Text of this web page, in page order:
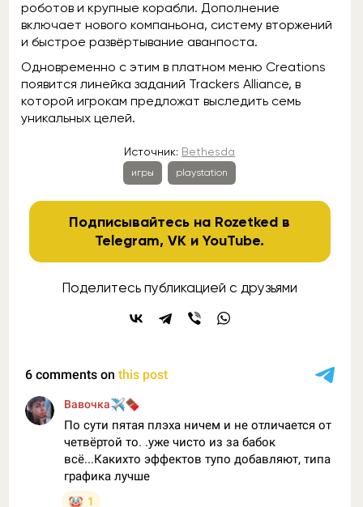
роботов и крупные корабли. Дополнение
включает нового компаньона, систему вторжений
и быстрое развёртывание аванпоста.
Одновременно с этим в платном меню Creations
появится линейка заданий Trackers Alliance, в
которой игрокам предложат выследить семь
уникальных целей.
Источник: Bethesda
игры playstation
Подписывайтесь на Rozetked в
Telegram,VK иYouTube.
Поделитесь публикацией с друзьями